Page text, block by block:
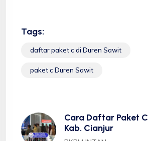
Tags:
daftar paket c di Duren Sawit
paket c Duren Sawit
Cara Daftar Paket C
Kab. Cianjur